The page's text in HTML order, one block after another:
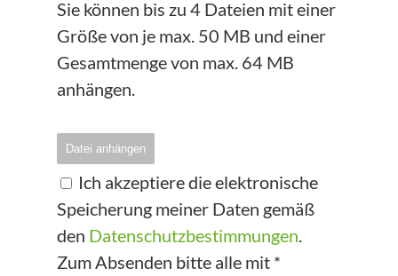
Sie können bis zu 4 Dateien mit einer
Größe von je max. 50 MB und einer
Gesamtmenge von max. 64 MB
anhängen.
Datei anhängen
Ich akzeptiere die elektronische
Speicherung meiner Daten gemäß
den Datenschutzbestimmungen
Zum Absenden bitte alle mit *